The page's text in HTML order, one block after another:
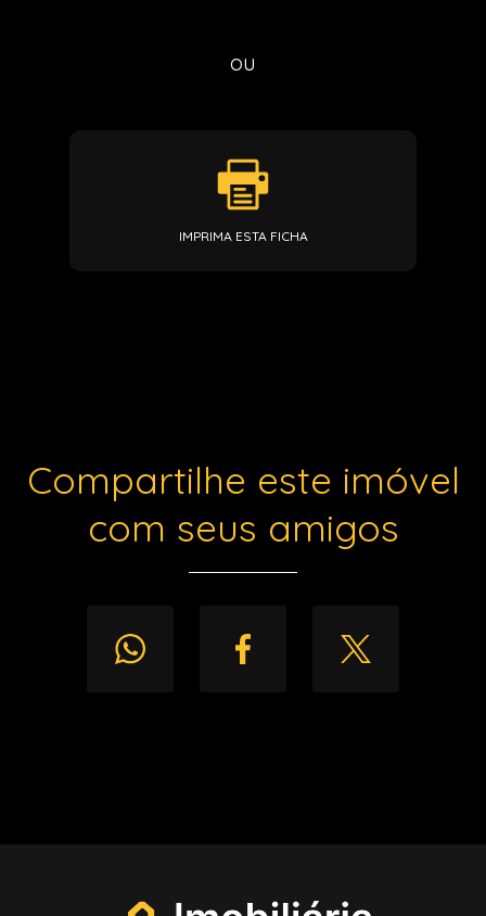
ou
IMPRIMA ESTA FICHA
Compartilhe este imóvel
com seus amigos